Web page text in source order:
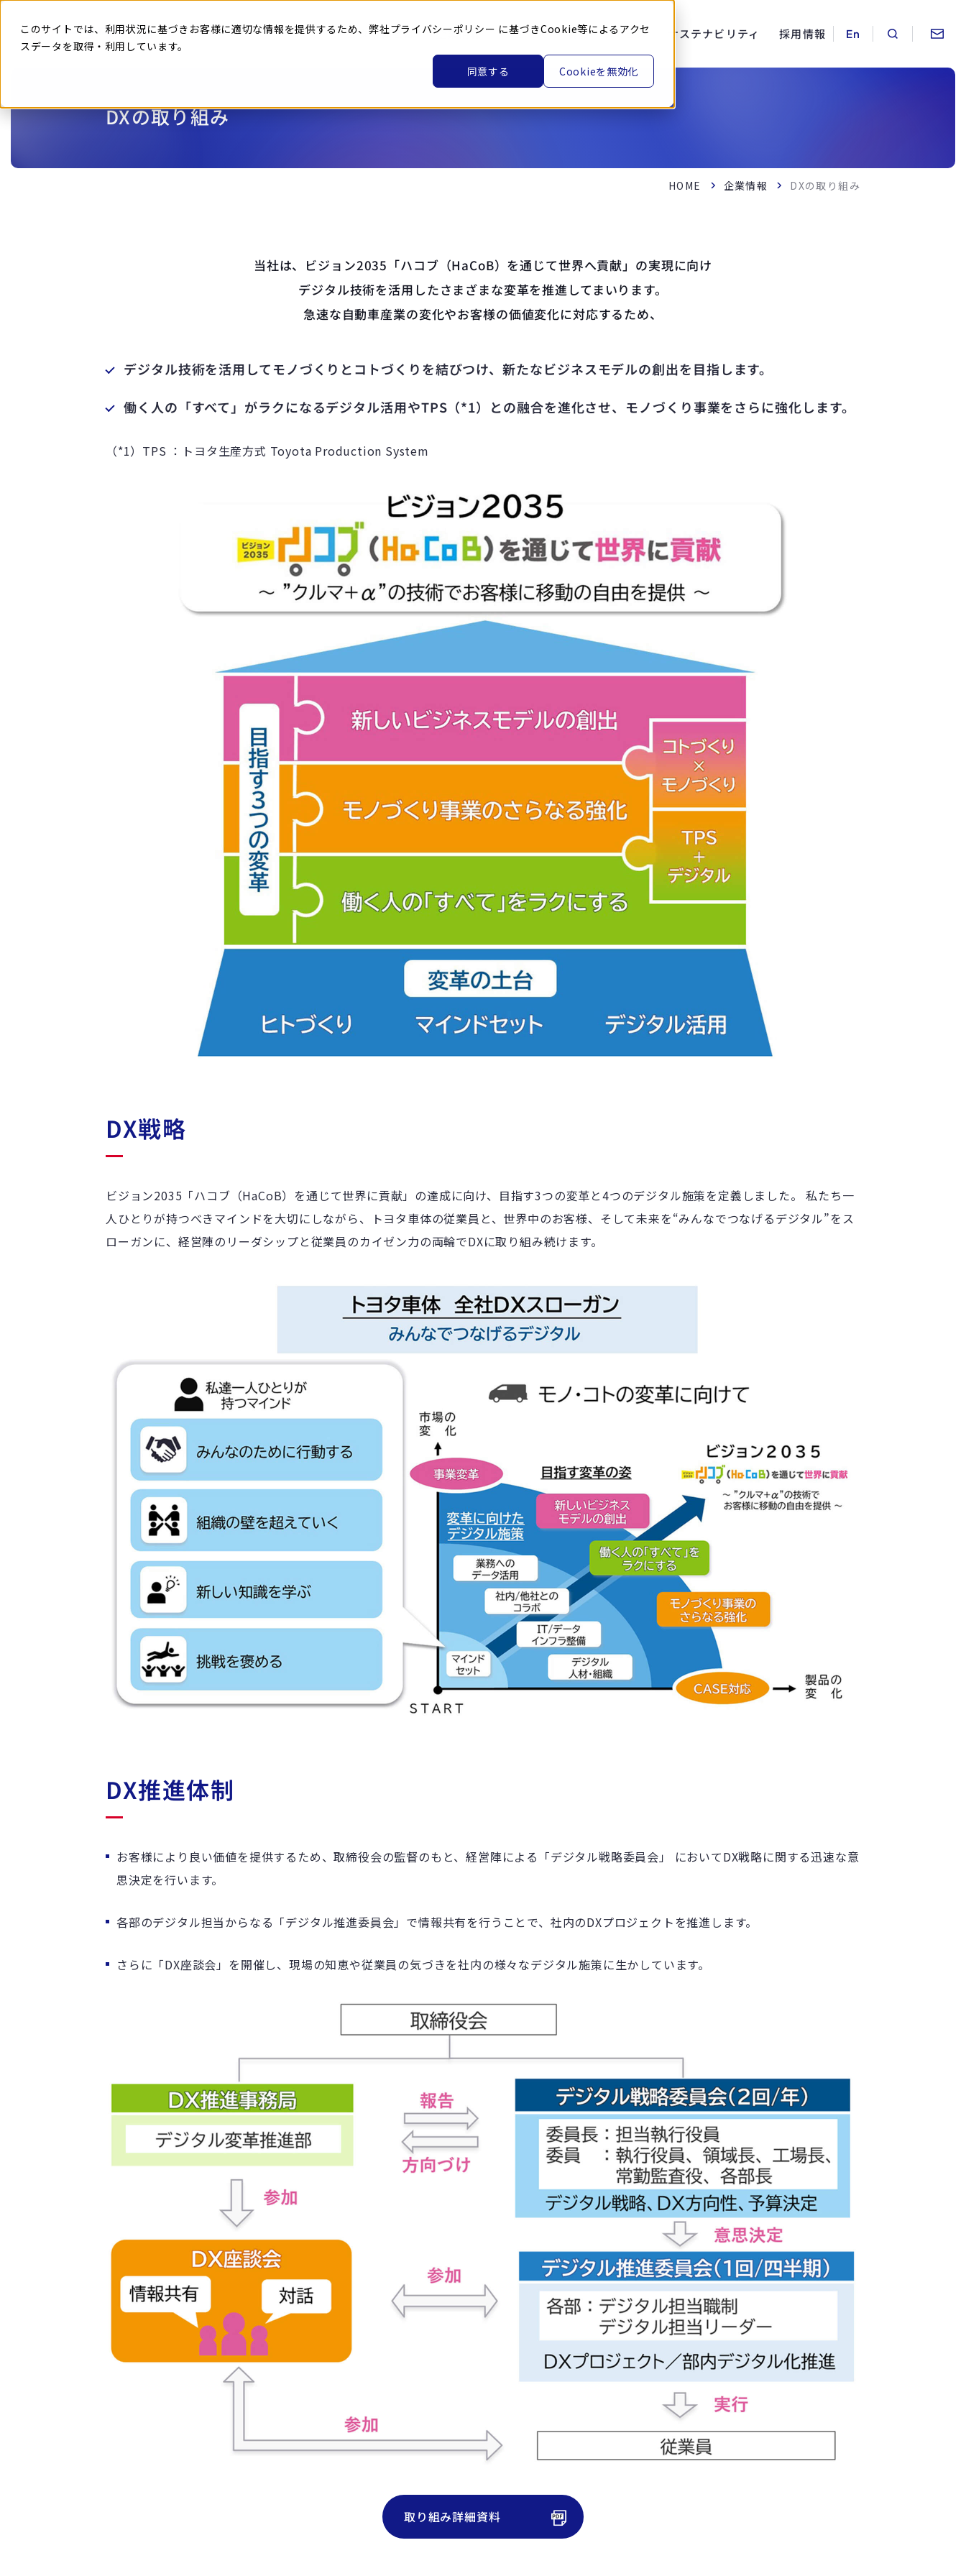
このサイトでは、利用状況に基づきお客様に適切な情報を提供するため、弊社プライバシーポリシー に基づきCookie等によるアクセ
スデータを取得・利用しています。
同意する
Cookieを無効化
本
トヨタ車体とは 企業情報 ニュース 製品・サービス サステナビリティ 採用情報
DXの取り組み
HOME 企業情報 DXの取り組み
当社は、ビジョン2035「ハコブ（HaCoB）を通じて世界へ貢献」の実現に向け
デジタル技術を活用したさまざまな変革を推進してまいります。
急速な自動車産業の変化やお客様の価値変化に対応するため、
デジタル技術を活用してモノづくりとコトづくりを結びつけ、新たなビジネスモデルの創出を目指します。
働く人の「すべて」がラクになるデジタル活用やTPS（*1）との融合を進化させ、モノづくり事業をさらに強化します。
（*1）TPS ：トヨタ生産方式 Toyota Production System
DX戦略
ビジョン2035「ハコブ（HaCoB）を通じて世界に貢献」の達成に向け、目指す3つの変革と4つのデジタル施策を定義しました。 私たち一
人ひとりが持つべきマインドを大切にしながら、トヨタ車体の従業員と、世界中のお客様、そして未来を“みんなでつなげるデジタル”をス
ローガンに、経営陣のリーダシップと従業員のカイゼン力の両輪でDXに取り組み続けます。
DX推進体制
お客様により良い価値を提供するため、取締役会の監督のもと、経営陣による「デジタル戦略委員会」 においてDX戦略に関する迅速な意
思決定を行います。
各部のデジタル担当からなる「デジタル推進委員会」で情報共有を行うことで、社内のDXプロジェクトを推進します。
さらに「DX座談会」を開催し、現場の知恵や従業員の気づきを社内の様々なデジタル施策に生かしています。
取り組み詳細資料